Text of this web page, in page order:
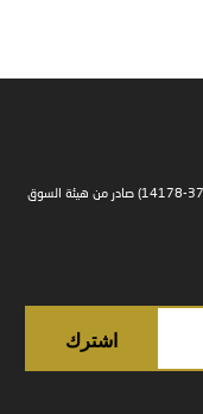
شركة مسجلة في المملكة العربية السعودية – ترخيص رقم (37-14178) صادر من هيئة السوق